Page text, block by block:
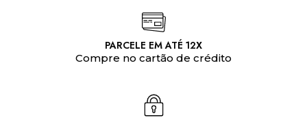
PARCELE EM ATÉ 12X
Compre no cartão de crédito